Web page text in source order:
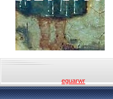
eguarwr